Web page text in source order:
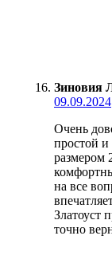
Зиновия
09.09.2024
Очень
простой и
размером
на все
Златоуст
точно